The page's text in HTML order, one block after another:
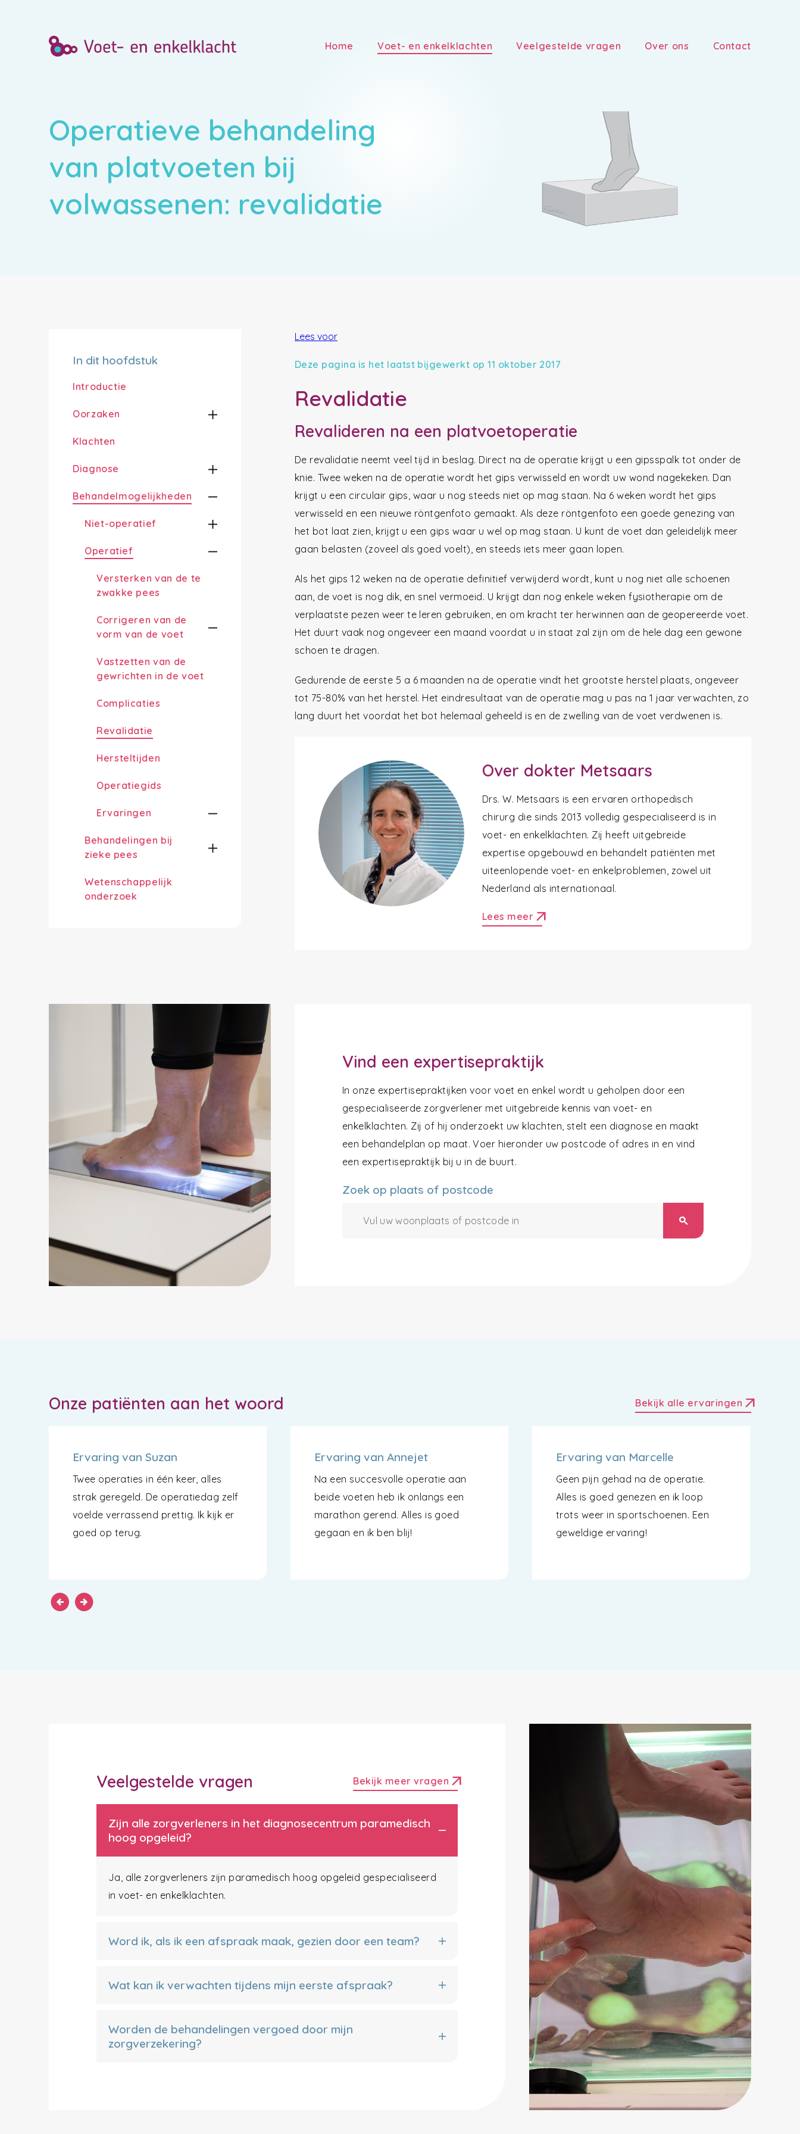
Home Voet- en enkelklachten Veelgestelde vragen Over ons Contact
Operatieve behandeling
van platvoeten bij
volwassenen: revalidatie
In dit hoofdstuk
Introductie
Oorzaken
Klachten
Diagnose
Behandelmogelijkheden
Niet-operatief
Operatief
Versterken van de te
zwakke pees
Corrigeren van de
vorm van de voet
Vastzetten van de
gewrichten in de voet
Complicaties
Revalidatie
Hersteltijden
Operatiegids
Ervaringen
Behandelingen bij
zieke pees
Wetenschappelijk
onderzoek
Lees voor
Deze pagina is het laatst bijgewerkt op 11 oktober 2017
Revalidatie
Revalideren na een platvoetoperatie
De revalidatie neemt veel tijd in beslag. Direct na de operatie krijgt u een gipsspalk tot onder de
knie. Twee weken na de operatie wordt het gips verwisseld en wordt uw wond nagekeken. Dan
krijgt u een circulair gips, waar u nog steeds niet op mag staan. Na 6 weken wordt het gips
verwisseld en een nieuwe röntgenfoto gemaakt. Als deze röntgenfoto een goede genezing van
het bot laat zien, krijgt u een gips waar u wel op mag staan. U kunt de voet dan geleidelijk meer
gaan belasten (zoveel als goed voelt), en steeds iets meer gaan lopen.
Als het gips 12 weken na de operatie definitief verwijderd wordt, kunt u nog niet alle schoenen
aan, de voet is nog dik, en snel vermoeid. U krijgt dan nog enkele weken fysiotherapie om de
verplaatste pezen weer te leren gebruiken, en om kracht ter herwinnen aan de geopereerde voet.
Het duurt vaak nog ongeveer een maand voordat u in staat zal zijn om de hele dag een gewone
schoen te dragen.
Gedurende de eerste 5 a 6 maanden na de operatie vindt het grootste herstel plaats, ongeveer
tot 75-80% van het herstel. Het eindresultaat van de operatie mag u pas na 1 jaar verwachten, zo
lang duurt het voordat het bot helemaal geheeld is en de zwelling van de voet verdwenen is.
Over dokter Metsaars
Drs. W. Metsaars is een ervaren orthopedisch
chirurg die sinds 2013 volledig gespecialiseerd is in
voet- en enkelklachten. Zij heeft uitgebreide
expertise opgebouwd en behandelt patiënten met
uiteenlopende voet- en enkelproblemen, zowel uit
Nederland als internationaal.
Lees meer arrow_outward
Vind een expertisepraktijk
In onze expertisepraktijken voor voet en enkel wordt u geholpen door een
gespecialiseerde zorgverlener met uitgebreide kennis van voet- en
enkelklachten. Zij of hij onderzoekt uw klachten, stelt een diagnose en maakt
een behandelplan op maat. Voer hieronder uw postcode of adres in en vind
een expertisepraktijk bij u in de buurt.
Zoek op plaats of postcode
search
Onze patiënten aan het woord Bekijk alle ervaringen arrow_outward
Ervaring van Suzan
Twee operaties in één keer, alles
strak geregeld. De operatiedag zelf
voelde verrassend prettig. Ik kijk er
goed op terug.
Ervaring van Annejet
Na een succesvolle operatie aan
beide voeten heb ik onlangs een
marathon gerend. Alles is goed
gegaan en ik ben blij!
Ervaring van Marcelle
Geen pijn gehad na de operatie.
Alles is goed genezen en ik loop
trots weer in sportschoenen. Een
geweldige ervaring!
arrow_circle_left arrow_circle_right
Veelgestelde vragen Bekijk meer vragen arrow_outward
Zijn alle zorgverleners in het diagnosecentrum paramedisch
hoog opgeleid?
Ja, alle zorgverleners zijn paramedisch hoog opgeleid gespecialiseerd
in voet- en enkelklachten.
Word ik, als ik een afspraak maak, gezien door een team?
Wat kan ik verwachten tijdens mijn eerste afspraak?
Worden de behandelingen vergoed door mijn
zorgverzekering?